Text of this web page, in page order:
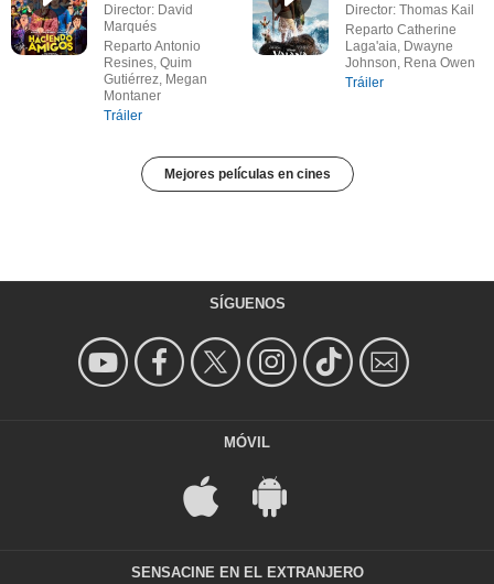
Director: David
Marqués
Reparto Antonio
Resines, Quim
Gutiérrez, Megan
Montaner
Tráiler
Director: Thomas Kail
Reparto Catherine
Laga'aia, Dwayne
Johnson, Rena Owen
Tráiler
Mejores películas en cines
SÍGUENOS
MÓVIL
SENSACINE EN EL EXTRANJERO